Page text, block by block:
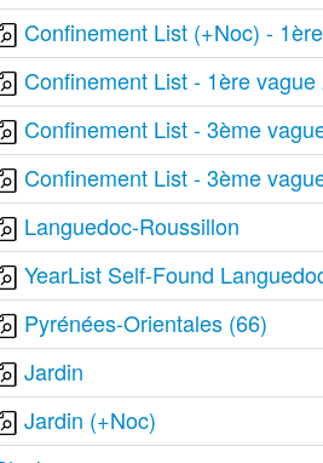
Confinement List (+Noc) -
Confinement List - 1ère vague
Confinement List - 3ème
Confinement List - 3ème
Languedoc-Roussillon
YearList Self-Found
Pyrénées-Orientales (66)
Jardin
Jardin (+Noc)